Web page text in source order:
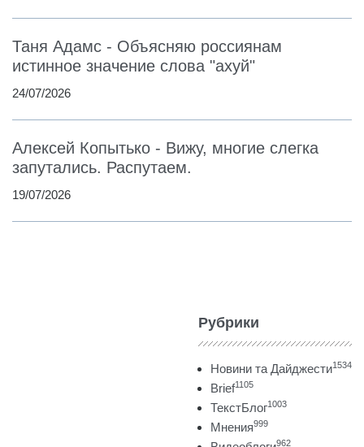
Таня Адамс - Объясняю россиянам
истинное значение слова "ахуй"
24/07/2026
Алексей Копытько - Вижу, многие слегка
запутались. Распутаем.
19/07/2026
Рубрики
Новини та Дайджести1534
Brief1105
ТекстБлог1003
Мнения999
962